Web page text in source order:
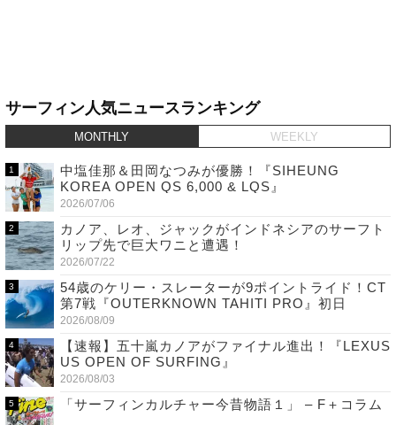
サーフィン人気ニュースランキング
MONTHLY WEEKLY
中塩佳那＆田岡なつみが優勝！『SIHEUNG
KOREA OPEN QS 6,000 & LQS』
2026/07/06
カノア、レオ、ジャックがインドネシアのサーフト
リップ先で巨大ワニと遭遇！
2026/07/22
54歳のケリー・スレーターが9ポイントライド！CT
第7戦『OUTERKNOWN TAHITI PRO』初日
2026/08/09
【速報】五十嵐カノアがファイナル進出！『LEXUS
US OPEN OF SURFING』
2026/08/03
「サーフィンカルチャー今昔物語１」 – F＋コラム